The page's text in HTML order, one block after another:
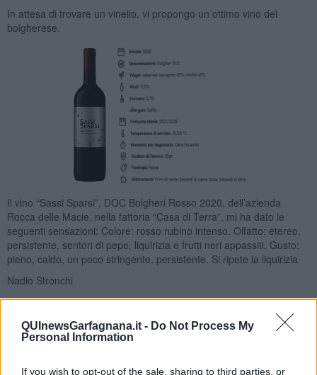
QUInewsGarfagnana.it - Do Not Process My
Personal Information
If you wish to opt-out of the sale, sharing to third parties, or
In attesa di trovare un vinello, vi propongo un ottimo vino del
bolgherese.
Il vino “Sassi Sparsi”, DOC Bolgheri Rosso 2020, dell’azienda
Rocca delle Macie, nella fattoria “Casa di Terra”, mi ha dato le
seguenti sensazioni: Colore: rosso rubino intenso. Olfatto: etereo,
persistente, sentori di pepe, liquirizia e frutti neri appassiti. Gusto:
pieno, caldo, un poco stringente, persistente. Si ripete la liquirizia
Nadio Stronchi